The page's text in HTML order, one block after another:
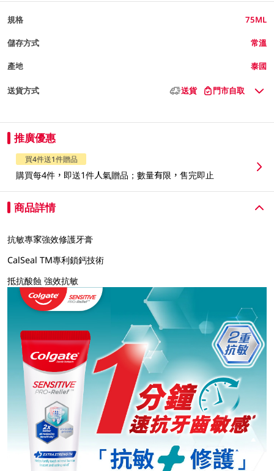
規格 75ML
儲存方式 常溫
產地 泰國
送貨方式 送貨 門市自取
推廣優惠
買4件送1件贈品
購買每4件，即送1件人氣贈品；數量有限，售完即止
商品詳情
抗敏專家強效修護牙膏
CalSeal TM專利鎖鈣技術
抵抗酸蝕 強效抗敏